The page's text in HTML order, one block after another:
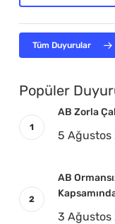
Tüm Duyurular
Popüler
AB Zorla
5 Ağustos
AB
3 Ağustos